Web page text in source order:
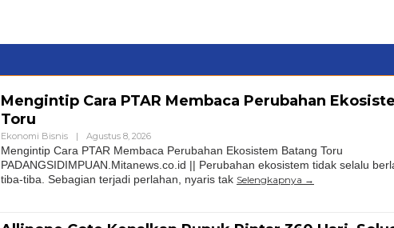
Mengintip Cara PTAR Membaca Perubahan
Toru
Ekonomi Bisnis | Agustus 8, 2026
Mengintip Cara PTAR Membaca Perubahan Ekosistem Batang Toru
PADANGSIDIMPUAN.Mitanews.co.id || Perubahan ekosistem tidak selalu
tiba-tiba. Sebagian terjadi perlahan, nyaris tak Selengkapnya